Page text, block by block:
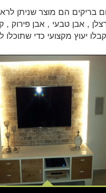
בריקים הם מוצר שניתן
, אבן טבעי , אבן
יעוץ מקצועי כדי